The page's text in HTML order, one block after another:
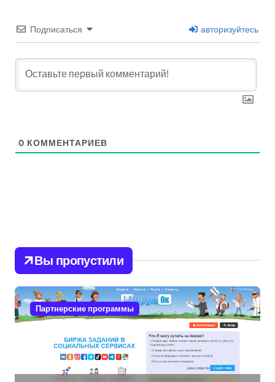
Подписаться авторизуйтесь
0 КОММЕНТАРИЕВ
Вы пропустили
Партнерские программы